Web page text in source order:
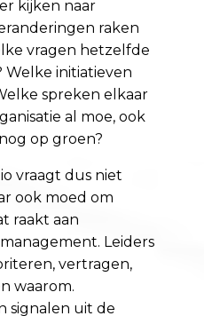
kijken naar
raken
vragen hetzelfde
Welke initiatieven
spreken elkaar
al moe, ook
op groen?
vraagt dus niet
ook moed om
raakt aan
Leiders
vertragen,
waarom.
signalen uit de